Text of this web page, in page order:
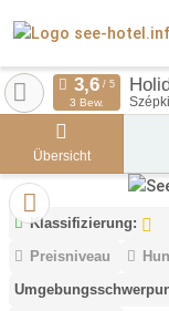
3 Bew.
Übersicht
Klassifizierung:
Preisniveau